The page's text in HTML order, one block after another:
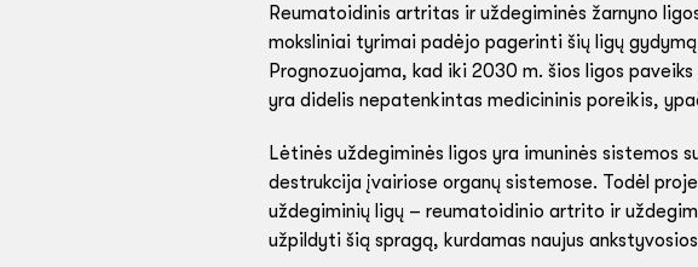
Reumatoidinis artritas ir uždegiminės žarnyno
moksliniai tyrimai padėjo pagerinti šių ligų
Prognozuojama, kad iki 2030 m. šios ligos
yra didelis nepatenkintas medicininis poreikis,
Lėtinės uždegiminės ligos yra imuninės sistemos
destrukcija įvairiose organų sistemose. Todėl
uždegiminių ligų – reumatoidinio artrito ir
užpildyti šią spragą, kurdamas naujus